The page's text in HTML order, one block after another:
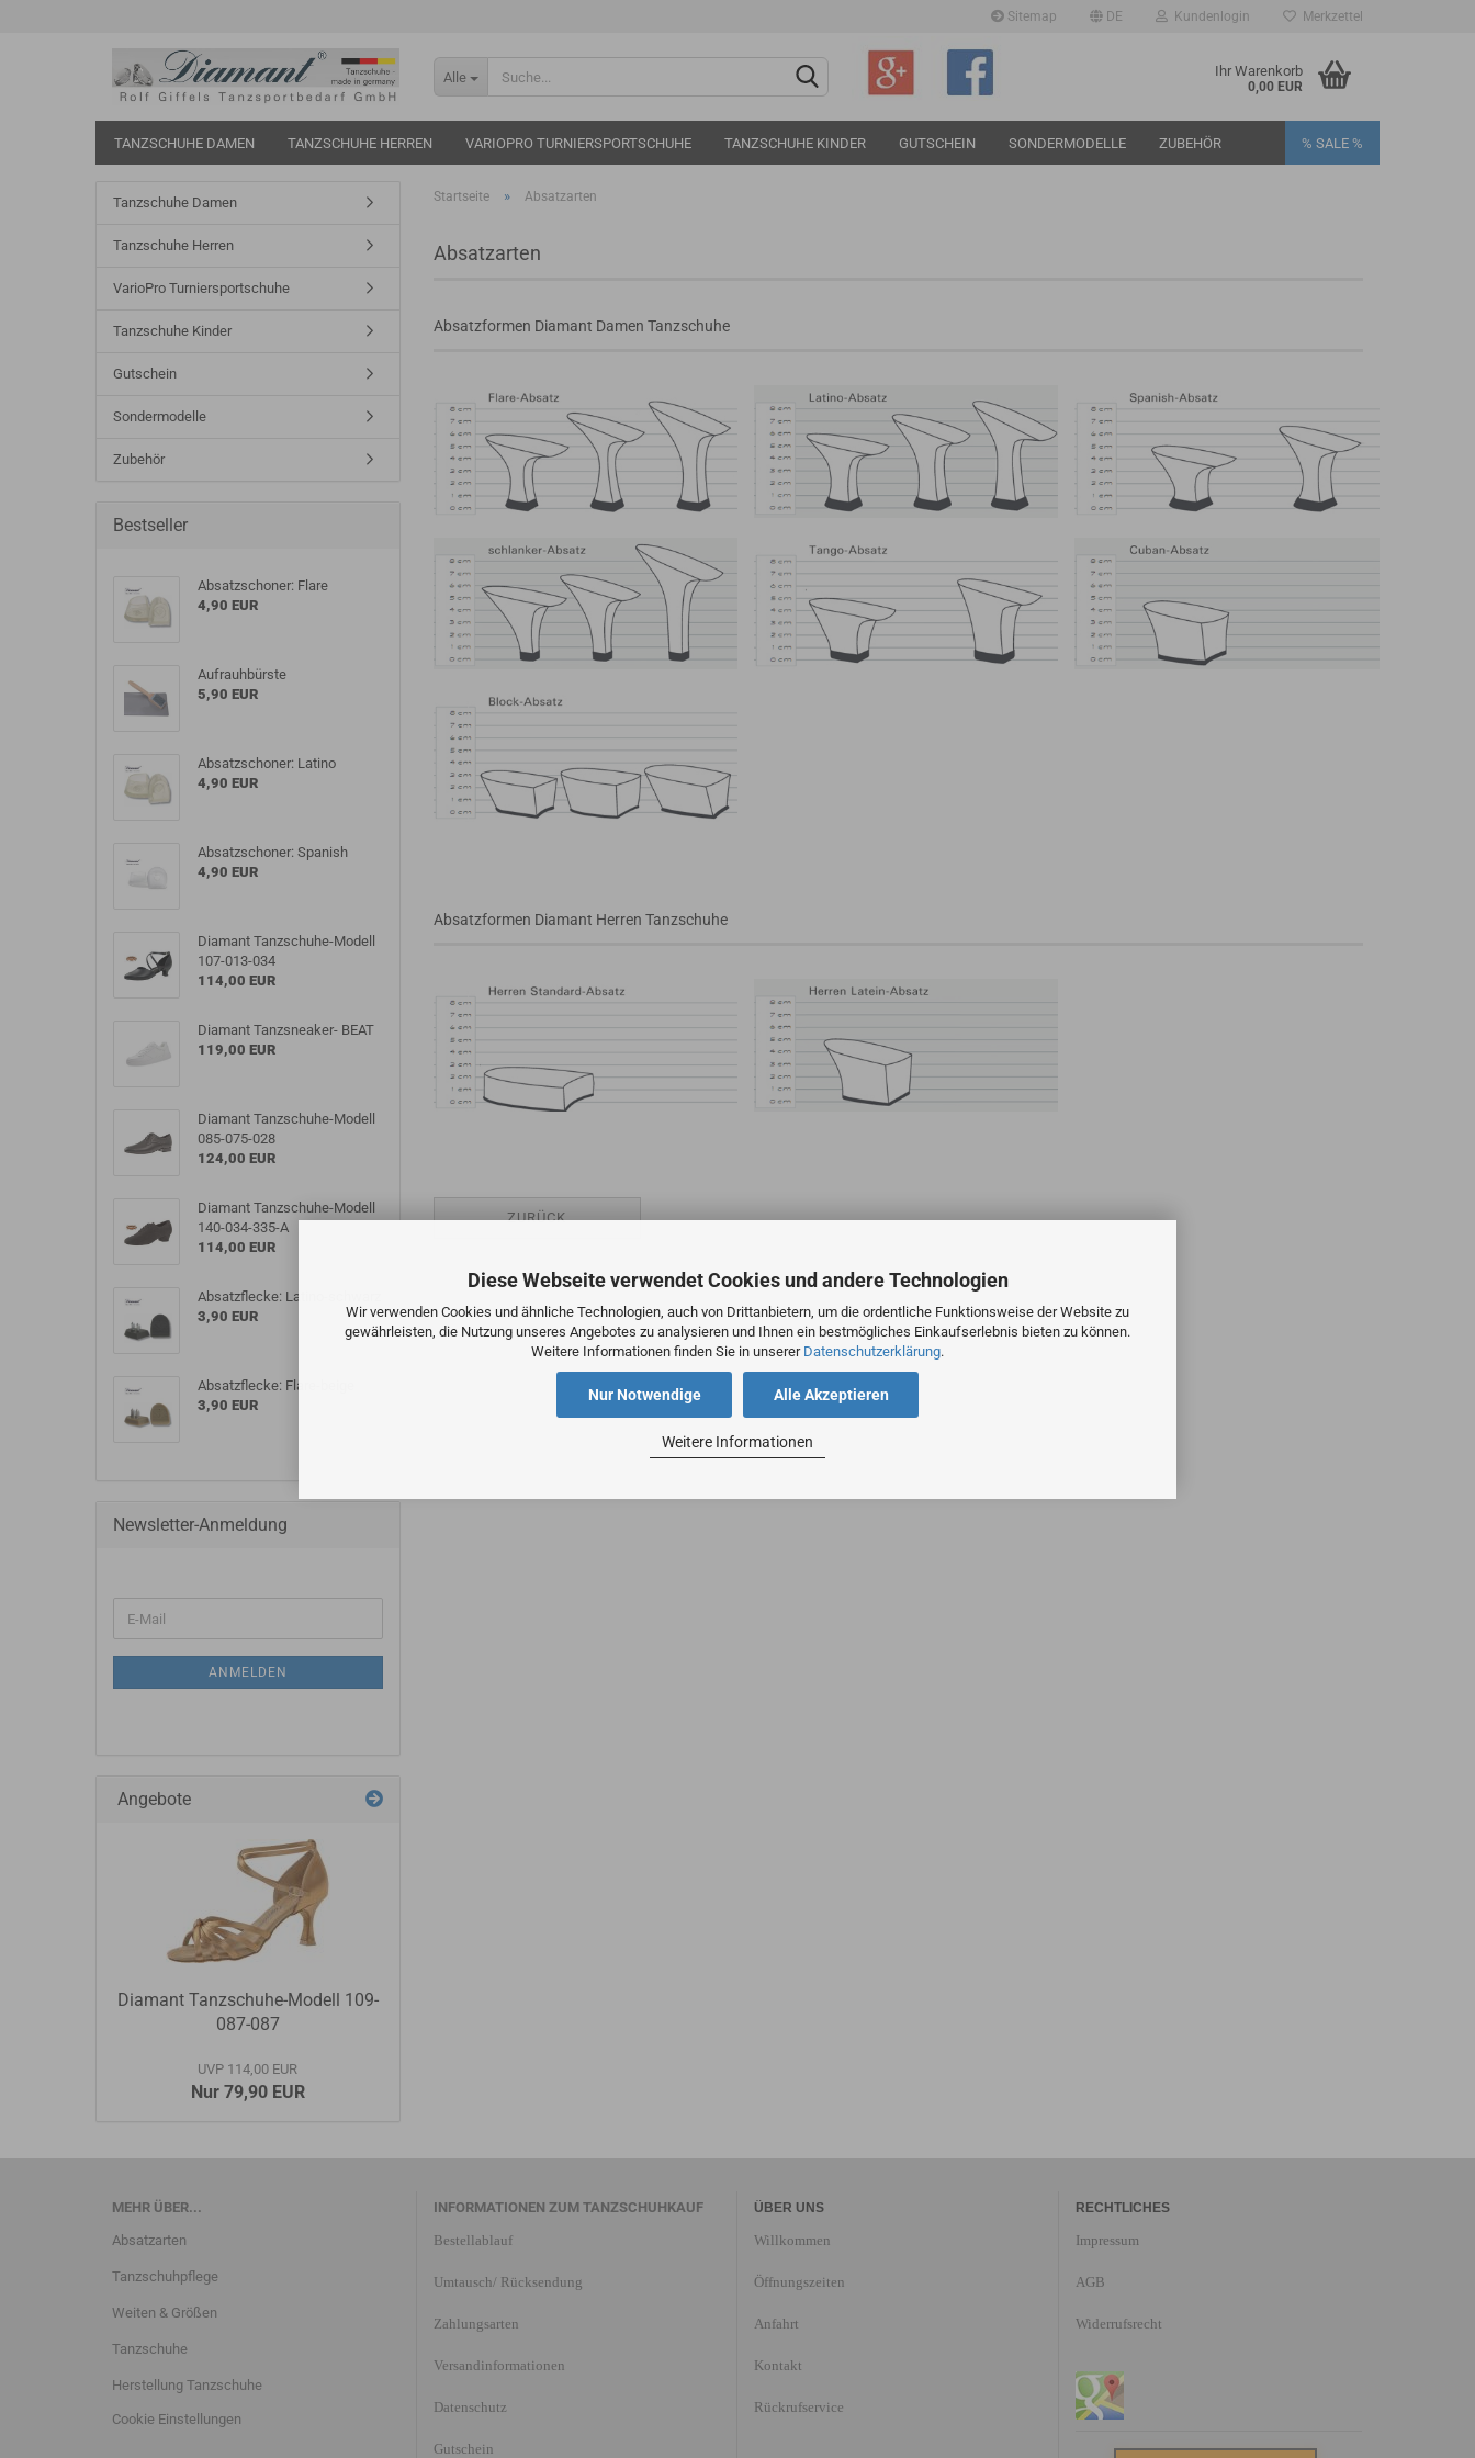
Diese Webseite verwendet Cookies und andere Technologien
Wir verwenden Cookies und ähnliche Technologien, auch von Drittanbietern, um die ordentliche Funktionsweise der Website zu
gewährleisten, die Nutzung unseres Angebotes zu analysieren und Ihnen ein bestmögliches Einkaufserlebnis bieten zu können.
Weitere Informationen finden Sie in unserer Datenschutzerklärung.
Alle Akzeptieren
Nur Notwendige
Weitere Informationen
Sitemap DE
Sprache auswählen
Kundenlogin Merkzettel
Alle Ihr Warenkorb
0,00 EUR
TANZSCHUHE DAMEN TANZSCHUHE HERREN VARIOPRO TURNIERSPORTSCHUHE TANZSCHUHE KINDER GUTSCHEIN SONDERMODELLE ZUBEHÖR % SALE %
Startseite » Absatzarten
Absatzarten
Absatzformen Diamant Damen Tanzschuhe
Absatzformen Diamant Herren Tanzschuhe
ZURÜCK
Tanzschuhe Damen
Tanzschuhe Herren
VarioPro Turniersportschuhe
Tanzschuhe Kinder
Gutschein
Sondermodelle
Zubehör
Bestseller
Absatzschoner: Flare
4,90 EUR
Aufrauhbürste
5,90 EUR
Absatzschoner: Latino
4,90 EUR
Absatzschoner: Spanish
4,90 EUR
Diamant Tanzschuhe-Modell
107-013-034
114,00 EUR
Diamant Tanzsneaker- BEAT
119,00 EUR
Diamant Tanzschuhe-Modell
085-075-028
124,00 EUR
Diamant Tanzschuhe-Modell
140-034-335-A
114,00 EUR
Absatzflecke: Latino-schwarz
3,90 EUR
Absatzflecke: Flare-beige
3,90 EUR
Newsletter-Anmeldung
ANMELDEN
Angebote
Diamant Tanzschuhe-Modell 109-
087-087
UVP 114,00 EUR
Nur 79,90 EUR
MEHR ÜBER...
Absatzarten
Tanzschuhpflege
Weiten & Größen
Tanzschuhe
Herstellung Tanzschuhe
Cookie Einstellungen
INFORMATIONEN ZUM TANZSCHUHKAUF
Bestellablauf
Umtausch/ Rücksendung
Zahlungsarten
Versandinformationen
Datenschutz
Gutschein
ÜBER UNS
Willkommen
Öffnungszeiten
Anfahrt
Kontakt
Rückrufservice
RECHTLICHES
Impressum
AGB
Widerrufsrecht